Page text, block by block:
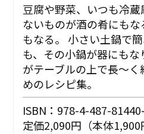
豆腐や野菜、いつも冷
ないものが酒の肴にも
もなる。 小さい土鍋で
も、その小鍋が器にもな
がテーブルの上で長〜く
めのレシピ集。
ISBN：978-4-487-
定価2,090円（本体1,900